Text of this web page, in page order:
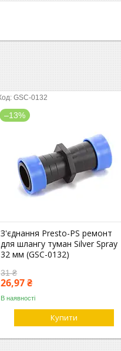
GSC-0132
–13%
З'єднання Presto-PS ремонт
для шлангу туман Silver Spray
32 мм (GSC-0132)
31 ₴
26,97 ₴
В наявності
Купити